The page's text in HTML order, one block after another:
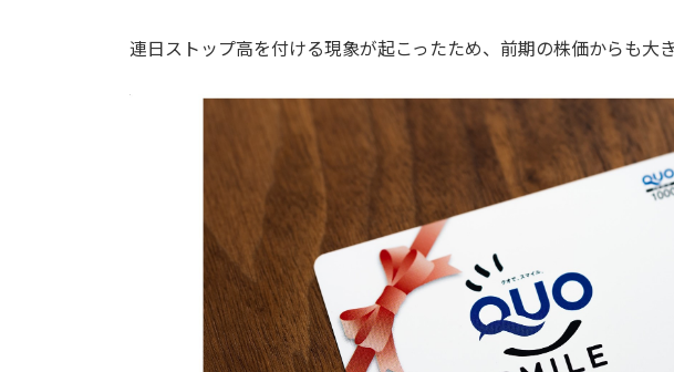
連日ストップ高を付ける現象が起こったため、前期の株価からも大